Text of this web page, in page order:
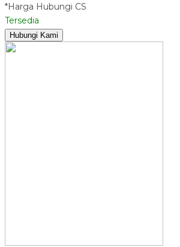
*Harga Hubungi CS
Tersedia
Hubungi Kami